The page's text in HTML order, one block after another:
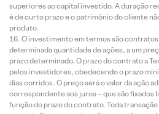
superiores ao capital investido. A duração
é de curto prazo e o patrimônio do cliente
produto.
O investimento em termos são contratos
determinada quantidade de ações, a um
prazo determinado. O prazo do contrato a
pelos investidores, obedecendo o prazo
dias corridos. O preço será o valor da ação
correspondente aos juros – que são fixados
função do prazo do contrato. Toda